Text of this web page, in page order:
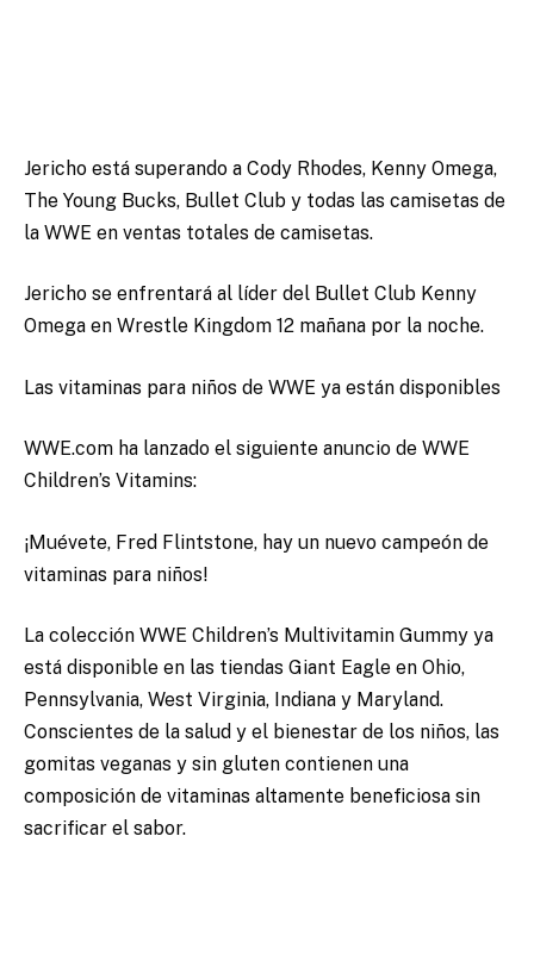
Jericho está superando a Cody Rhodes, Kenny Omega,
The Young Bucks, Bullet Club y todas las camisetas de
la WWE en ventas totales de camisetas.
Jericho se enfrentará al líder del Bullet Club Kenny
Omega en Wrestle Kingdom 12 mañana por la noche.
Las vitaminas para niños de WWE ya están disponibles
WWE.com ha lanzado el siguiente anuncio de WWE
Children’s Vitamins:
¡Muévete, Fred Flintstone, hay un nuevo campeón de
vitaminas para niños!
La colección WWE Children’s Multivitamin Gummy ya
está disponible en las tiendas Giant Eagle en Ohio,
Pennsylvania, West Virginia, Indiana y Maryland.
Conscientes de la salud y el bienestar de los niños, las
gomitas veganas y sin gluten contienen una
composición de vitaminas altamente beneficiosa sin
sacrificar el sabor.